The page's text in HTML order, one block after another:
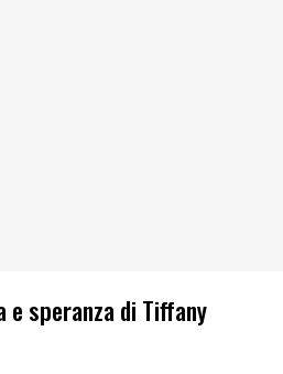
e speranza di Tiffany